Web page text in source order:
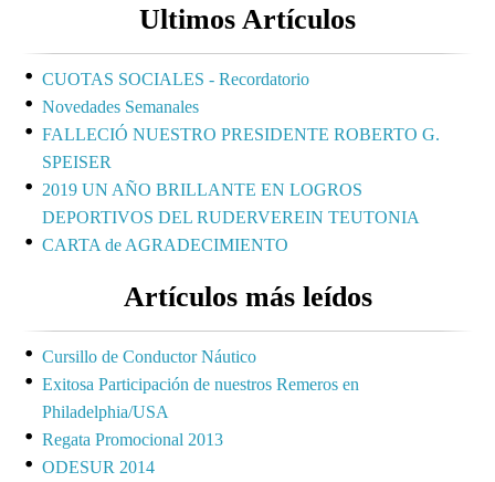
Ultimos Artículos
CUOTAS SOCIALES - Recordatorio
Novedades Semanales
FALLECIÓ NUESTRO PRESIDENTE ROBERTO G.
SPEISER
2019 UN AÑO BRILLANTE EN LOGROS
DEPORTIVOS DEL RUDERVEREIN TEUTONIA
CARTA de AGRADECIMIENTO
Artículos más leídos
Cursillo de Conductor Náutico
Exitosa Participación de nuestros Remeros en
Philadelphia/USA
Regata Promocional 2013
ODESUR 2014